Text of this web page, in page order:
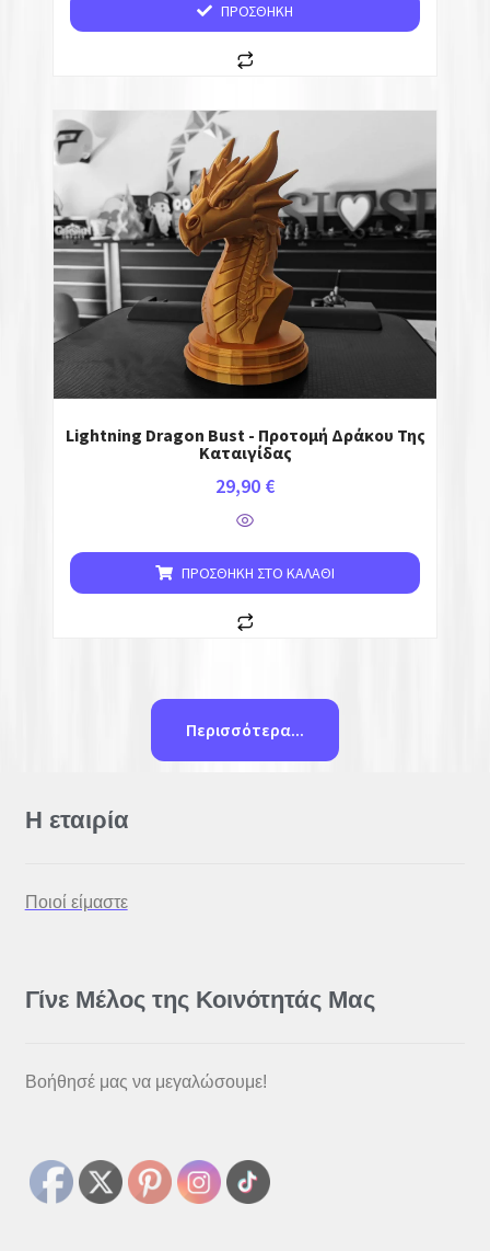
ΠΡΟΣΘΉΚΗ
Lightning Dragon Bust - Προτομή Δράκου Της
Καταιγίδας
29,90 €
ΠΡΟΣΘΉΚΗ ΣΤΟ ΚΑΛΆΘΙ
Περισσότερα...
Η εταιρία
Ποιοί είμαστε
Γίνε Μέλος της Κοινότητάς Μας
Βοήθησέ μας να μεγαλώσουμε!